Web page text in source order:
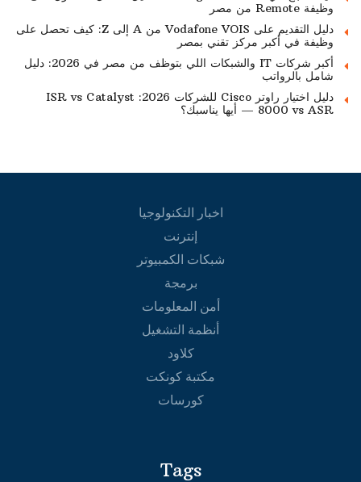
وظيفة Remote من مصر
دليل التقديم على Vodafone VOIS من A إلى Z: كيف تحصل على
وظيفة في أكبر مركز تقني بمصر
أكبر شركات IT والشبكات اللي بتوظف من مصر في 2026: دليل
شامل بالرواتب
دليل اختيار راوتر Cisco للشركات 2026: ISR vs Catalyst
8000 vs ASR — أيها يناسبك؟
اخبار التكنولوجيا
إنترنت
شبكات الكمبيوتر
برمجة
أمن المعلومات
أنظمة التشغيل
كلاود
مكتبة كونكت
كورسات
Tags